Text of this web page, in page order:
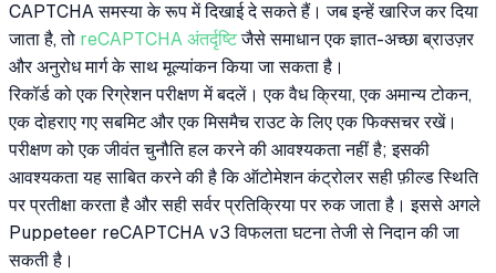
CAPTCHA समस्या के रूप में दिखाई दे सकते हैं। जब इन्हें खारिज कर दिया
जाता है, तो reCAPTCHA अंतर्दृष्टिजैसे समाधान एक ज्ञात-अच्छा ब्राउज़र
और अनुरोध मार्ग के साथ मूल्यांकन किया जा सकता है।
रिकॉर्ड को एक रिग्रेशन परीक्षण में बदलें। एक वैध क्रिया, एक अमान्य टोकन,
एक दोहराए गए सबमिट और एक मिसमैच राउट के लिए एक फिक्सचर रखें।
परीक्षण को एक जीवंत चुनौति हल करने की आवश्यकता नहीं है; इसकी
आवश्यकता यह साबित करने की है कि ऑटोमेशन कंट्रोलर सही फ़ील्ड स्थिति
पर प्रतीक्षा करता है और सही सर्वर प्रतिक्रिया पर रुक जाता है। इससे अगले
Puppeteer reCAPTCHA v3 विफलता घटना तेजी से निदान की जा
सकती है।